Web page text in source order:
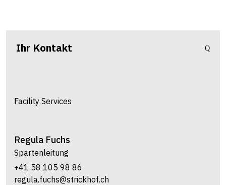
Ihr Kontakt
Facility Services
Regula Fuchs
Spartenleitung
+41 58 105 98 86
regula.fuchs@strickhof.ch